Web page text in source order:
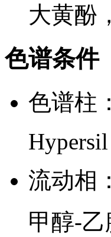
大黄酚
色谱条件
色谱柱：
流动相：
甲醇-乙